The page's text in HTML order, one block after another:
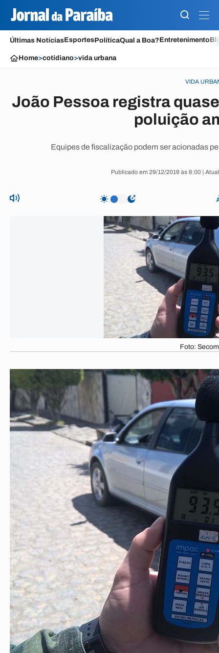
Últimas NotíciasEsportesPolíticaQual a Boa?Entretenimento
Home>cotidiano>vida urbana
VIDA
João Pessoa registra
poluição
Equipes de fiscalização podem ser acionadas
Publicado em 29/12/2019 às 8:00 |
Foto: